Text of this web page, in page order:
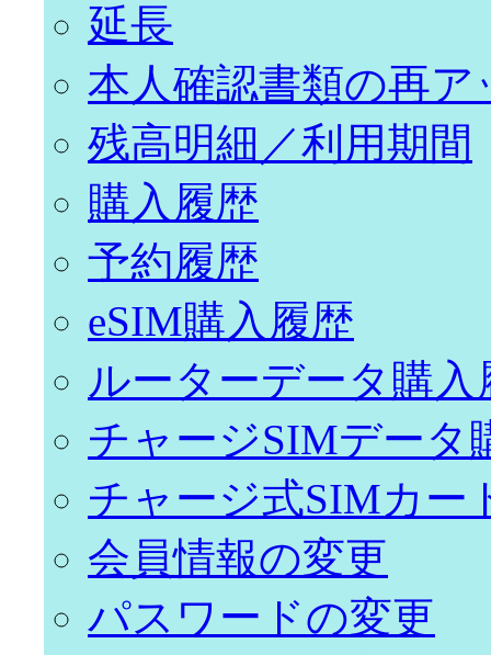
延長
本人確認書類の再ア
残高明細／利用期間
購入履歴
予約履歴
eSIM購入履歴
ルーターデータ購入
チャージSIMデータ
チャージ式SIMカー
会員情報の変更
パスワードの変更